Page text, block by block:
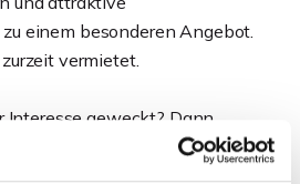
einem besonderen Angebot.
vermietet.
Interesse geweckt? Dann
Ihren Besichtigungstermin!